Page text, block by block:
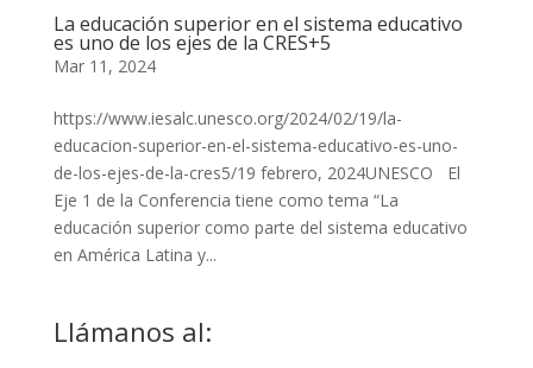
La educación superior en el sistema educativo
es uno de los ejes de la CRES+5
Mar 11, 2024
https://www.iesalc.unesco.org/2024/02/19/la-
educacion-superior-en-el-sistema-educativo-es-uno-
de-los-ejes-de-la-cres5/19 febrero, 2024UNESCO El
Eje 1 de la Conferencia tiene como tema “La
educación superior como parte del sistema educativo
en América Latina y...
Llámanos al: